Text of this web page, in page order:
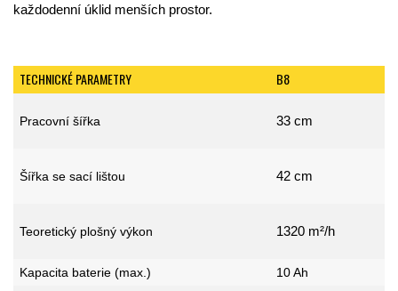
každodenní úklid menších prostor.
TECHNICKÉ PARAMETRY B8
Pracovní šířka 33 cm
Šířka se sací lištou 42 cm
Teoretický plošný výkon 1320 m²/h
Kapacita baterie (max.)
10 Ah